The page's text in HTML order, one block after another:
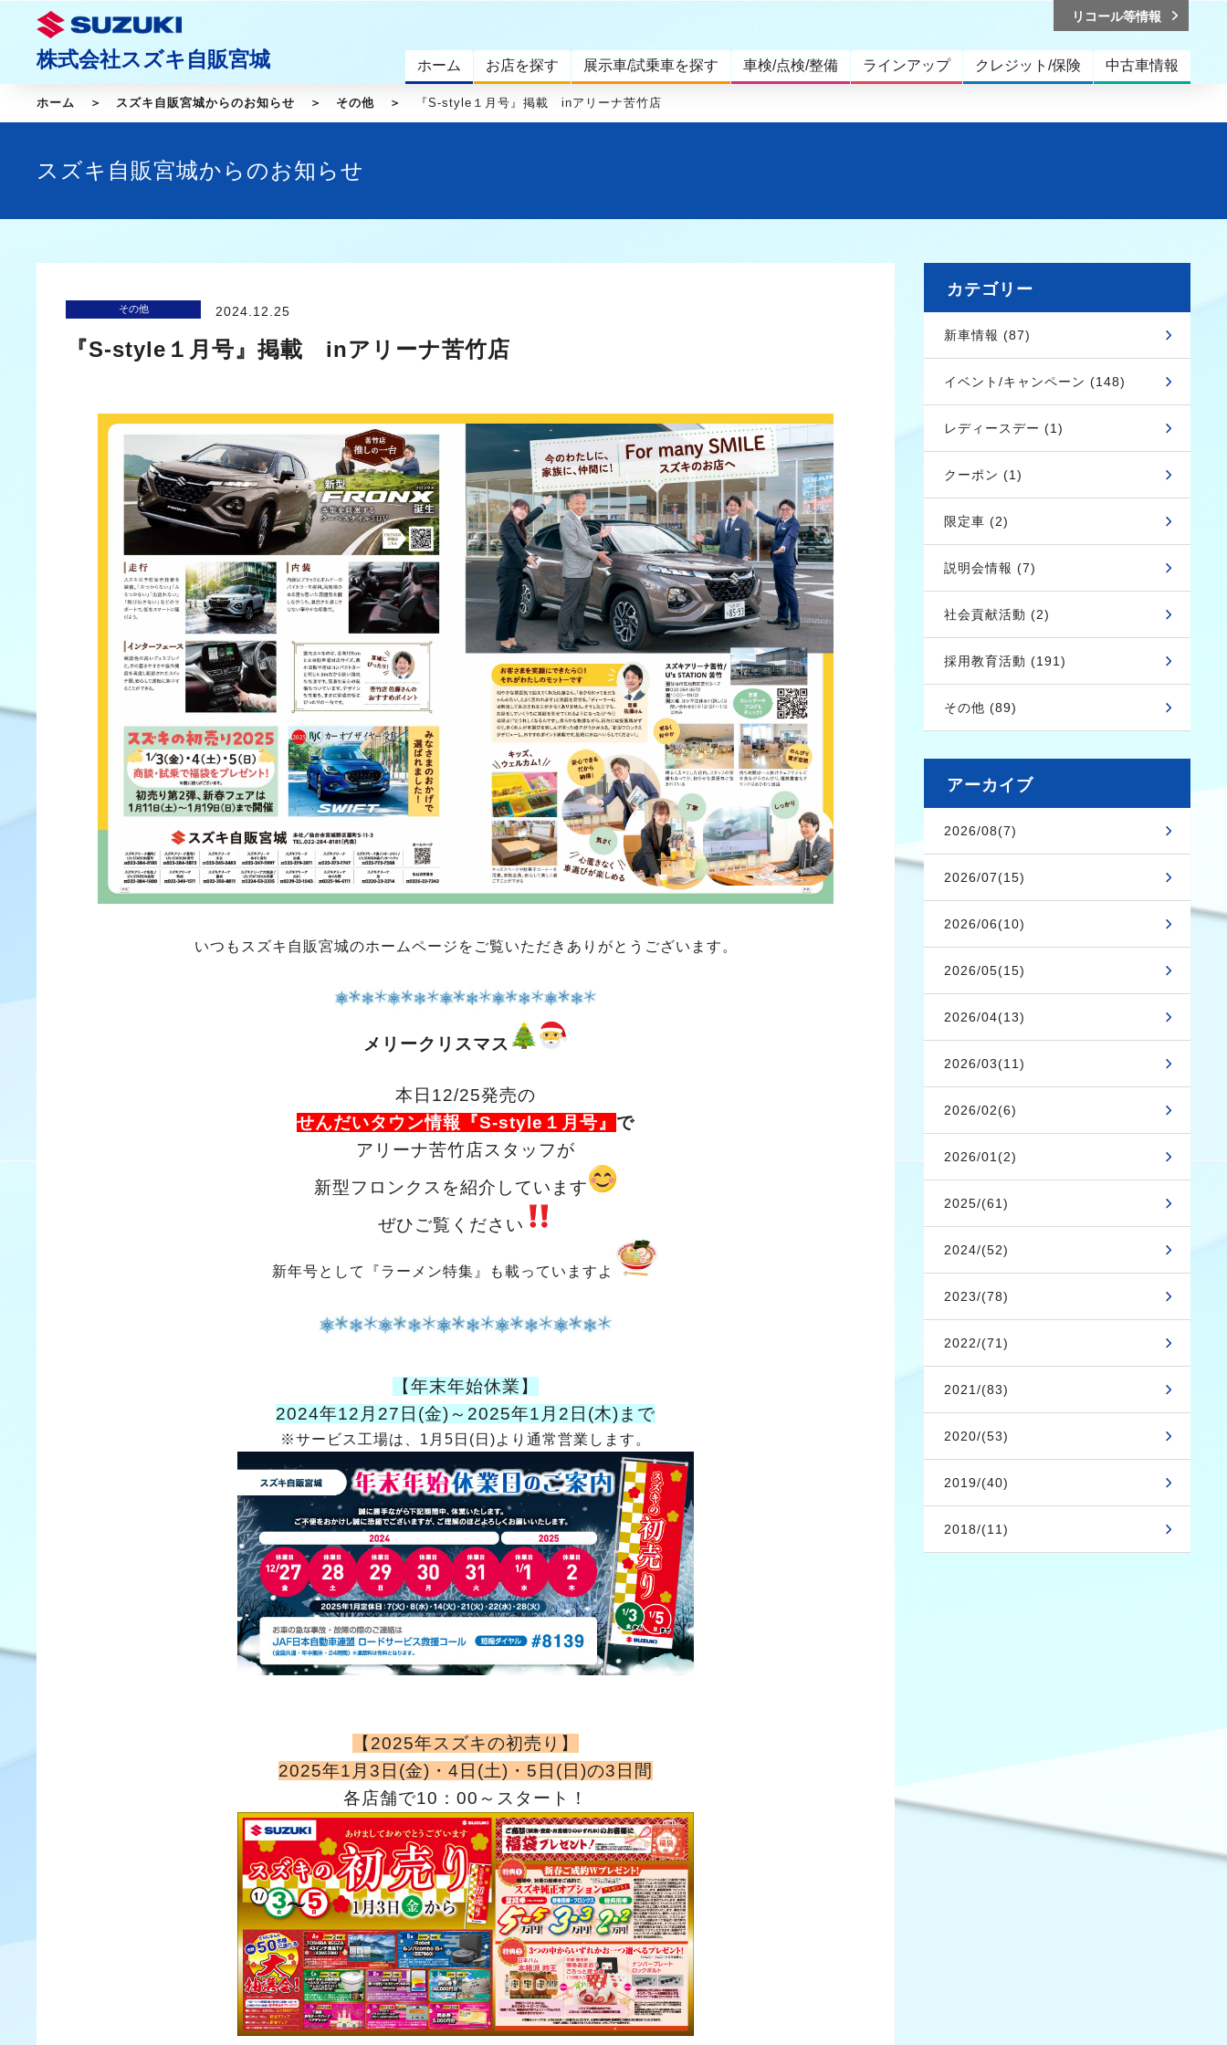
株式会社スズキ自販宮城 ホーム お店を探す 展示車/試乗車を探す 車検/点検/整備 ラインアップ クレジット/保険 中古車情報
リコール等情報
ホーム スズキ自販宮城からのお知らせ その他 『S-style１月号』掲載 inアリーナ苦竹店
スズキ自販宮城からのお知らせ
その他 2024.12.25
『S-style１月号』掲載 inアリーナ苦竹店
いつもスズキ自販宮城のホームページをご覧いただきありがとうございます。
メリークリスマス
本日12/25発売の
せんだいタウン情報『S-style１月号』 で
アリーナ苦竹店スタッフが
新型フロンクスを紹介しています
ぜひご覧ください
新年号として『ラーメン特集』も載っていますよ
【年末年始休業】
2024年12月27日(金)～2025年1月2日(木)まで
※サービス工場は、1月5日(日)より通常営業します。
【2025年スズキの初売り】
2025年1月3日(金)・4日(土)・5日(日)の3日間
各店舗で10：00～スタート！
カテゴリー
新車情報 (87)
イベント/キャンペーン (148)
レディースデー (1)
クーポン (1)
限定車 (2)
説明会情報 (7)
社会貢献活動 (2)
採用教育活動 (191)
その他 (89)
アーカイブ
2026/08(7)
2026/07(15)
2026/06(10)
2026/05(15)
2026/04(13)
2026/03(11)
2026/02(6)
2026/01(2)
2025/(61)
2024/(52)
2023/(78)
2022/(71)
2021/(83)
2020/(53)
2019/(40)
2018/(11)